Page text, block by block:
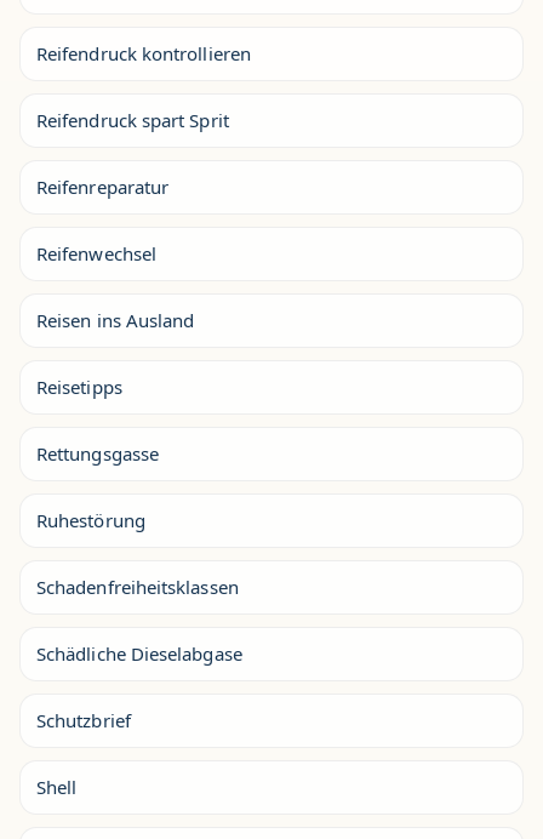
Reifendruck kontrollieren
Reifendruck spart Sprit
Reifenreparatur
Reifenwechsel
Reisen ins Ausland
Reisetipps
Rettungsgasse
Ruhestörung
Schadenfreiheitsklassen
Schädliche Dieselabgase
Schutzbrief
Shell